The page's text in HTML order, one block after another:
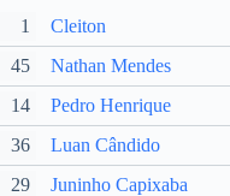
1 Cleiton
45 Nathan Mendes
14 Pedro Henrique
36 Luan Cândido
29 Juninho Capixaba